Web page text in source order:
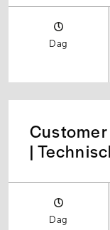
Dag
|
Dag